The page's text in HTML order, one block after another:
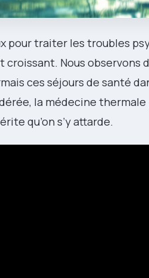
pour traiter les troubles
Nous observons
ces séjours de santé
la médecine thermale
qu’on s’y attarde.